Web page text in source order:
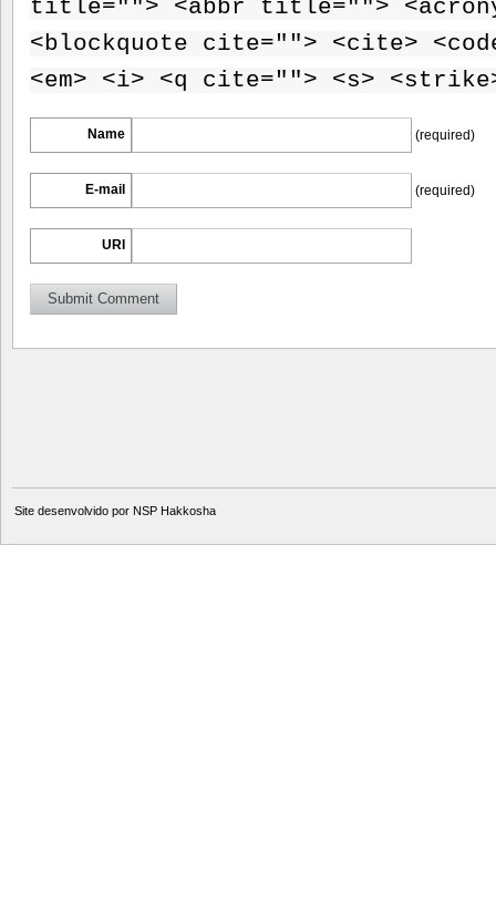
title=""> <abbr title="">
<blockquote cite=""> <cite>
<em> <i> <q cite=""> <s>
Name (required)
E-mail (required)
URI
Site desenvolvido por NSP Hakkosha